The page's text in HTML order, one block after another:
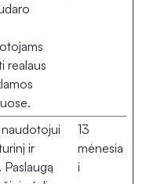
realaus
naudotojui
ir
Paslaugą
13
mėnesia
i